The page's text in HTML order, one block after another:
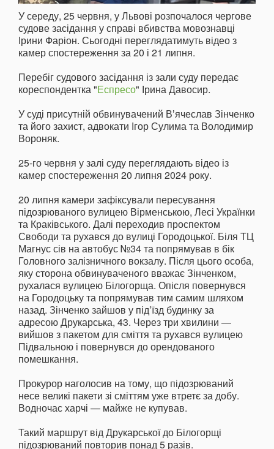
У середу, 25 червня, у Львові розпочалося чергове
судове засідання у справі вбивства мовознавці
Ірини Фаріон. Сьогодні переглядатимуть відео з
камер спостереження за 20 і 21 липня.
Перебіг судового засідання із зали суду передає
кореспондентка "Еспресо" Ірина Давосир.
У суді присутній обвинувачений Вʼячеслав Зінченко
та його захист, адвокати Ігор Сулима та Володимир
Вороняк.
25-го червня у залі суду переглядають відео із
камер спостереження 20 липня 2024 року.
20 липня камери зафіксували пересування
підозрюваного вулицею Вірменською, Лесі Українки
та Краківського. Далі переходив проспектом
Свободи та рухався до вулиці Городоцької. Біля ТЦ
Магнус сів на автобус №34 та попрямував в бік
Головного залізничного вокзалу. Після цього особа,
яку сторона обвинуваченого вважає Зінченком,
рухалася вулицею Білогорща. Опісля повернувся
на Городоцьку та попрямував тим самим шляхом
назад. Зінченко зайшов у підʼїзд будинку за
адресою Друкарська, 43. Через три хвилини —
вийшов з пакетом для сміття та рухався вулицею
Підвальною і повернувся до орендованого
помешкання.
Прокурор наголосив на тому, що підозрюваний
несе великі пакети зі сміттям уже втретє за добу.
Водночас харчі — майже не купував.
Такий маршрут від Друкарської до Білогорщі
підозрюваний повторив понад 5 разів.